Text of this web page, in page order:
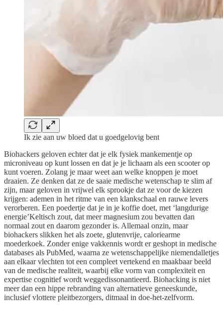
Ik zie aan uw bloed dat u goedgelovig bent
Biohackers geloven echter dat je elk fysiek mankementje op
microniveau op kunt lossen en dat je je lichaam als een scooter op
kunt voeren. Zolang je maar weet aan welke knoppen je moet
draaien. Ze denken dat ze de saaie medische wetenschap te slim af
zijn, maar geloven in vrijwel elk sprookje dat ze voor de kiezen
krijgen: ademen in het ritme van een klankschaal en rauwe levers
verorberen. Een poedertje dat je in je koffie doet, met ‘langdurige
energie’Keltisch zout, dat meer magnesium zou bevatten dan
normaal zout en daarom gezonder is. Allemaal onzin, maar
biohackers slikken het als zoete, glutenvrije, caloriearme
moederkoek. Zonder enige vakkennis wordt er geshopt in medische
databases als PubMed, waarna ze wetenschappelijke niemendalletjes
aan elkaar vlechten tot een compleet vertekend en maakbaar beeld
van de medische realiteit, waarbij elke vorm van complexiteit en
expertise cognitief wordt weggedissonantieerd. Biohacking is niet
meer dan een hippe rebranding van alternatieve geneeskunde,
inclusief vlottere pleitbezorgers, ditmaal in doe-het-zelfvorm.